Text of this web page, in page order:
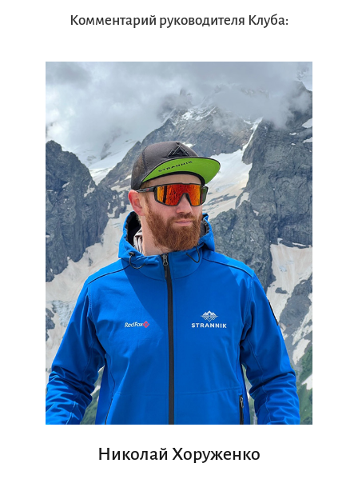
Комментарий руководителя Клуба:
Николай Хоруженко